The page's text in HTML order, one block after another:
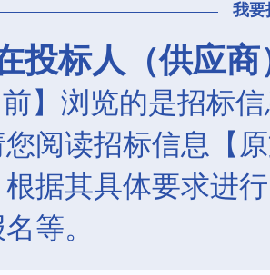
我要
投标人（供应商
】浏览的是招标
阅读招标信息【
据其具体要求进
等。